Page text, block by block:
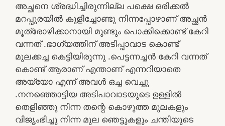
അച്ഛനെ ശ്രദ്ധിച്ചിരുന്നില്ല പക്ഷെ ഒരിക്കൽ
മറപ്പുരയിൽ കുളിച്ചോണ്ടു നിന്നപ്പോഴാണ് അച്ഛൻ
മൂത്രോഴിക്കാനായി മുണ്ടും പൊക്കിക്കൊണ്ട് കേറി
വന്നത് .ഭാഗ്യത്തിന് അടിപ്പാവാട കൊണ്ട്
മുലക്കച്ച കെട്ടിയിരുന്നു .പെട്ടന്നച്ചൻ കേറി വന്നത്
കൊണ്ട് ആരാണ് എന്താണ് എന്നറിയാതെ
അയ്യോ എന്ന് അവൾ ഒച്ച വെച്ചു
.നനഞ്ഞൊട്ടിയ അടിപാവാടയുടെ ഉള്ളിൽ
തെളിഞ്ഞു നിന്ന തന്റെ കൊഴുത്ത മുലകളും
വിജൃംഭിച്ചു നിന്ന മുല ഞെട്ടുകളും ചന്തിയുടെ